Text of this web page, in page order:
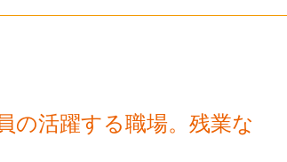
の活躍する職場。残業な